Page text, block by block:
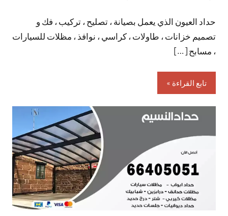
تعليقات
حداد العيون الذي يعمل بصيانة ، تصليح ، تركيب ، فك و
تصميم خزانات ، طاولات ، كراسي ، نوافذ ، مظلات للسيارات
، مسابح […]
تابع القراءة